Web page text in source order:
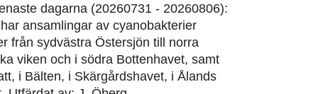
dagarna (20260731 - 20260806):
ansamlingar av cyanobakterier
från sydvästra Östersjön till norra
viken och i södra Bottenhavet, samt
i Bälten, i Skärgårdshavet, i Ålands